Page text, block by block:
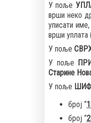
У поље
врши неко
уписати
врши уплата
У поље
У поље
Старине
У поље
број “
број “